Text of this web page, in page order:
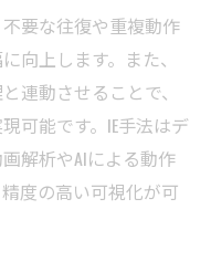
要な往復や重複動作
向上します。また、
連動させることで、
可能です。IE手法はデ
解析やAIによる動作
度の高い可視化が可